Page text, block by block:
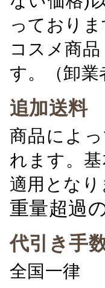
っておりま
コスメ商
す。（卸業
追加送料
商品によ
れます。
適用となり
重量超過
代引き手
全国一律